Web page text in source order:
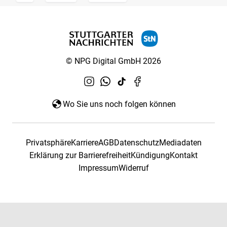
© NPG Digital GmbH 2026
Wo Sie uns noch folgen können
PrivatsphäreKarriereAGBDatenschutzMediadaten
Erklärung zur BarrierefreiheitKündigungKontakt
ImpressumWiderruf